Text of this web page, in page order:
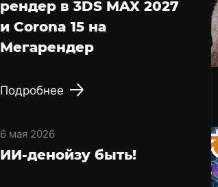
рендер в 3DS MAX 2027
и Corona 15 на
Мегарендер
Подробнее
6 мая 2026
ИИ-денойзу быть!